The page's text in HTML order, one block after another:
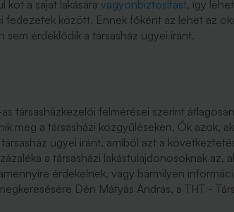
köt a saját lakására vagyonbiztosítást, így
fedezetek között. Ennek főként az lehet az
sem érdeklődik a társasház ügyei iránt.
társasházkezelői felmérései szerint
meg a társasházi közgyűléseken. Ők azok,
ügyei iránt, amiből azt a
a társasházi lakástulajdonosoknak az,
érdekelnek, vagy bármilyen
Dén Mátyás András, a THT -